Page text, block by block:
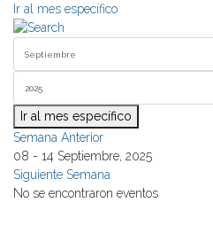
Ir al mes específico
Ir al mes específico
Semana Anterior
08 - 14 Septiembre, 2025
Siguiente Semana
No se encontraron eventos